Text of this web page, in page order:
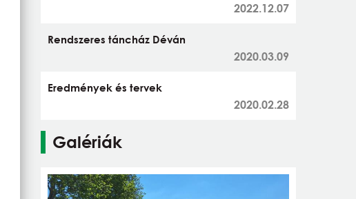
2022.12.07
Rendszeres táncház Déván
2020.03.09
Eredmények és tervek
2020.02.28
Galériák